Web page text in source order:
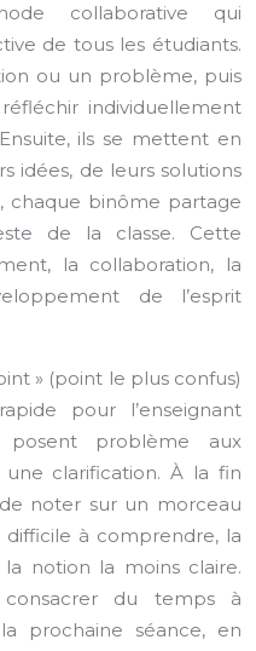
collaborative qui
de tous les étudiants.
ou un problème, puis
individuellement
ils se mettent en
idées, de leurs solutions
chaque binôme partage
de la classe. Cette
la collaboration, la
de l’esprit
» (point le plus confus)
pour l’enseignant
posent problème aux
clarification. À la fin
noter sur un morceau
à comprendre, la
notion la moins claire.
consacrer du temps à
prochaine séance, en